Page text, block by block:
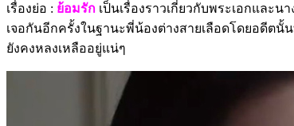
เรื่องย่อ : ย้อมรัก เป็นเรื่องราวเกี่ยวกับพระเอกและ
เจอกันอีกครั้งในฐานะพี่น้องต่างสายเลือดโดยอดีต
ยังคงหลงเหลืออยู่แน่ๆ